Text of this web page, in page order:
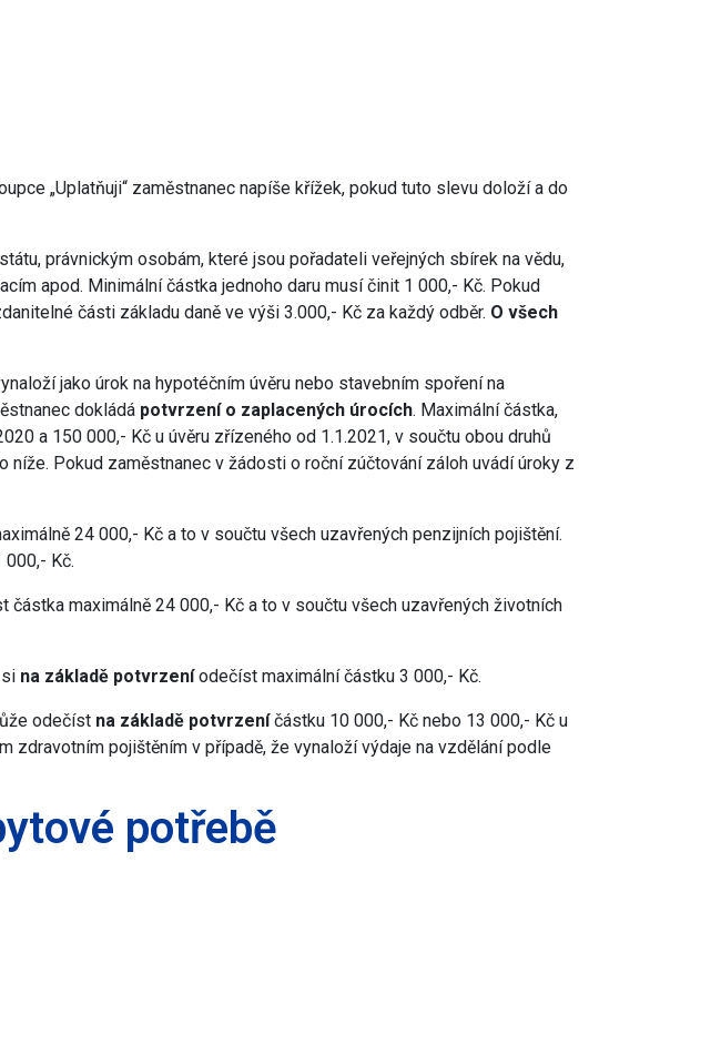
„Uplatňuji“ zaměstnanec napíše křížek, pokud tuto slevu doloží a do
právnickým osobám, které jsou pořadateli veřejných sbírek na vědu,
apod. Minimální částka jednoho daru musí činit 1 000,- Kč. Pokud
části základu daně ve výši 3.000,- Kč za každý odběr. O všech
jako úrok na hypotéčním úvěru nebo stavebním spoření na
dokládá potvrzení o zaplacených úrocích. Maximální částka,
a 150 000,- Kč u úvěru zřízeného od 1.1.2021, v součtu obou druhů
Pokud zaměstnanec v žádosti o roční zúčtování záloh uvádí úroky z
24 000,- Kč a to v součtu všech uzavřených penzijních pojištění.
Kč.
částka maximálně 24 000,- Kč a to v součtu všech uzavřených životních
na základě potvrzeníodečíst maximální částku 3 000,- Kč.
odečíst na základě potvrzeníčástku 10 000,- Kč nebo 13 000,- Kč u
pojištěním v případě, že vynaloží výdaje na vzdělání podle
potřebě